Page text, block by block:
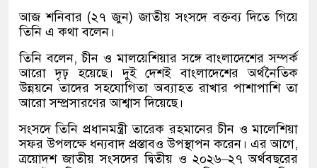
আজ শনিবার(২৭ জুন)জাতীয় সংসদে বক্তব্য দিতে গিয়ে
তিনি এ কথা বলেন।
তিনি বলেন,চীন ও মালয়েশিয়ার সঙ্গে বাংলাদেশের সম্পর্ক
আরো দৃঢ় হয়েছে। দুই দেশই বাংলাদেশের অর্থনৈতিক
উন্নয়নে তাদের সহযোগিতা অব্যাহত রাখার পাশাপাশি তা
আরো সম্প্রসারণের আশ্বাস দিয়েছে।
সংসদে তিনি প্রধানমন্ত্রী তারেক রহমানের চীন ও মালেশিয়া
সফর উপলক্ষে ধন্যবাদ প্রস্তাবও উপস্থাপন করেন। এর আগে,
ত্রয়োদশ জাতীয় সংসদের দ্বিতীয় ও ২০২৬–২৭ অর্থবছরের